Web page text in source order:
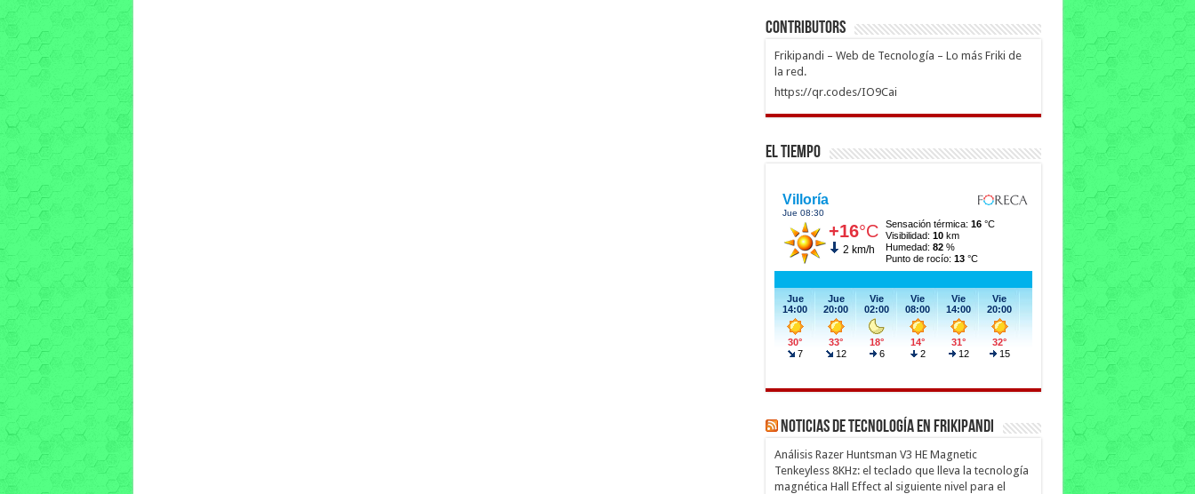
Contributors
Frikipandi – Web de Tecnología – Lo más Friki de
la red.
https://qr.codes/IO9Cai
El Tiempo
Noticias de Tecnología en Frikipandi
Análisis Razer Huntsman V3 HE Magnetic
Tenkeyless 8KHz: el teclado que lleva la tecnología
magnética Hall Effect al siguiente nivel para el